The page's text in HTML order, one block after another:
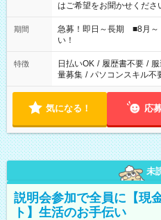
はご希望をお聞かせください！ ＜その他シフト例＞ 9
17：00 11：00～20：00
す！
期間
急募！即日～長期 ■8月～
い！
特徴 日払いOK / 履歴書不要 /
量募集 / パソコンスキル不
気になる！ 応
未
説明会参加で全員に【現
ト】生活のお手伝い